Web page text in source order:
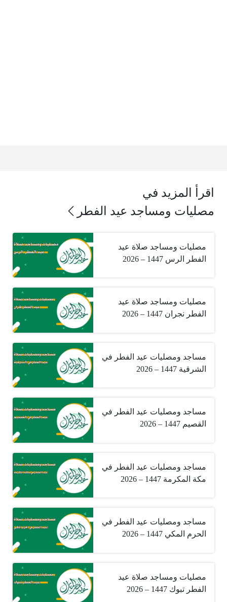
اقرأ المزيد في
مصليات ومساجد عيد الفطر
مصليات ومساجد صلاة عيد
الفطر الرس 1447 – 2026
مصليات ومساجد صلاة عيد
الفطر نجران 1447 – 2026
مساجد ومصليات عيد الفطر في
الشرقية 1447 – 2026
مساجد ومصليات عيد الفطر في
القصيم 1447 – 2026
مساجد ومصليات عيد الفطر في
مكة المكرمة 1447 – 2026
مساجد ومصليات عيد الفطر في
الحرم المكي 1447 – 2026
مصليات ومساجد صلاة عيد
الفطر تبوك 1447 – 2026